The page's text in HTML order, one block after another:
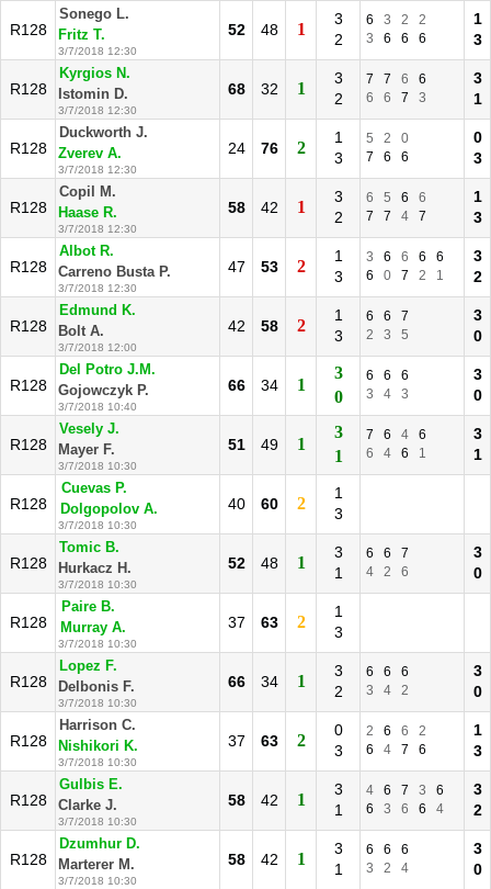
R128
Sonego L.
Fritz T.
3/7/2018 12:30
52 48 1
3
2
6 3 2
2
3
6 6 6
1
3
R128
Kyrgios N.
Istomin D.
3/7/2018 12:30
68 32 1
3
2
7 7 6
6
6
6 7 3
3
1
R128
Duckworth J.
Zverev A.
3/7/2018 12:30
24 76 2
1
3
5 2
0
7
6 6
0
3
R128
Copil M.
Haase R.
3/7/2018 12:30
58 42 1
3
2
6 5 6
6
7
7 4 7
1
3
R128
Albot R.
Carreno Busta P.
3/7/2018 12:30
47 53 2
1
3
3 6 6 6
6
6
0 7 2 1
3
2
R128
Edmund K.
Bolt A.
3/7/2018 12:00
42 58 2
1
3
6 6
7
2
3 5
3
0
R128
Del Potro J.M.
Gojowczyk P.
3/7/2018 10:40
66 34 1
3
0
6 6
6
3
4 3
3
0
R128
Vesely J.
Mayer F.
3/7/2018 10:30
51 49 1
3
1
7 6 4
6
6
4 6 1
3
1
R128
Cuevas P.
Dolgopolov A.
3/7/2018 10:30
40 60 2
1
3
R128
Tomic B.
Hurkacz H.
3/7/2018 10:30
52 48 1
3
1
6 6
7
4
2 6
3
0
R128
Paire B.
Murray A.
3/7/2018 10:30
37 63 2
1
3
R128
Lopez F.
Delbonis F.
3/7/2018 10:30
66 34 1
3
2
6 6
6
3
4 2
3
0
R128
Harrison C.
Nishikori K.
3/7/2018 10:30
37 63 2
0
3
2 6 6
2
6
4 7 6
1
3
R128
Gulbis E.
Clarke J.
3/7/2018 10:30
58 42 1
3
1
4 6 7 3
6
6
3 6 6 4
3
2
R128
Dzumhur D.
Marterer M.
3/7/2018 10:30
58 42 1
3
1
6 6
6
3
2 4
3
0